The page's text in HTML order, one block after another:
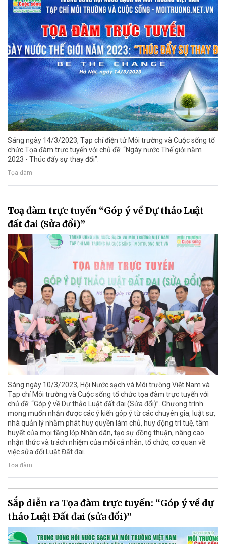
Sáng ngày 14/3/2023, Tạp chí điện tử Môi trường và Cuộc sống tổ
chức Tọa đàm trực tuyến với chủ đề: “Ngày nước Thế giới năm
2023 - Thúc đẩy sự thay đổi”.
Tọa đàm
Toạ đàm trực tuyến “Góp ý về Dự thảo Luật
đất đai (Sửa đổi)”
Sáng ngày 10/3/2023, Hội Nước sạch và Môi trường Việt Nam và
Tạp chí Môi trường và Cuộc sống tổ chức tọa đàm trực tuyến với
chủ đề: “Góp ý về Dự thảo Luật đất đai (Sửa đổi)”. Chương trình
mong muốn nhận được các ý kiến góp ý từ các chuyên gia, luật sư,
nhà quản lý nhằm phát huy quyền làm chủ, huy động trí tuệ, tâm
huyết của mọi tầng lớp Nhân dân, tạo sự đồng thuận, nâng cao
nhận thức và trách nhiệm của mỗi cá nhân, tổ chức, cơ quan về
việc sửa đổi Luật Đất đai.
Tọa đàm
Sắp diễn ra Tọa đàm trực tuyến: “Góp ý về dự
thảo Luật Đất đai (sửa đổi)”